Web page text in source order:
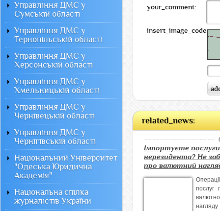
your_comment:
insert_image_code:
related_news:
Імпортуєте послуги
нерезидента? Не
про валютний
послуг
Управління ДМС у
Сумській області
Управління ДМС у
Тернопільській області
Управління ДМС у
Херсонській області
Управління ДМС у
Хмельницькій області
Управління ДМС у
Чернівецькій області
Управління ДМС у
Чернігівській області
Національний Університет
"Одеська Юридична
Академія"
Національна спілка
журналістів України